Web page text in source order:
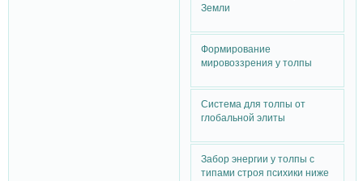
Земли
Формирование
мировоззрения у толпы
Система для толпы от
глобальной элиты
Забор энергии у толпы с
типами строя психики ниже